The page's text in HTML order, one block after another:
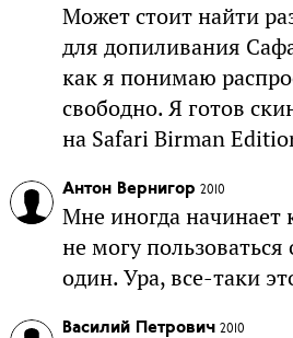
Может стоит найти
для допиливания
как я понимаю
свободно. Я готов
на Safari Birman
Антон Вернигор 2010
Мне иногда начинает
не могу пользоваться
один. Ура, все-таки
Василий Петрович 2010